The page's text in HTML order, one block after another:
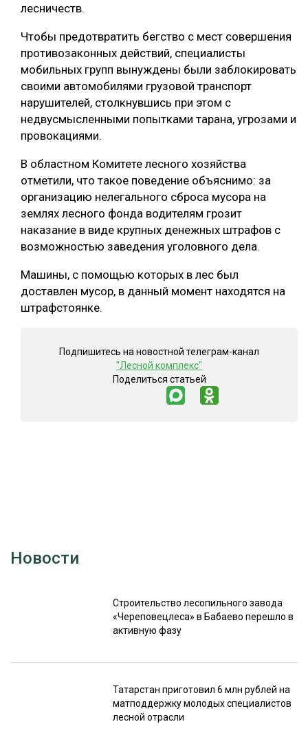
ПРОИЗВОДСТВО ДРЕВЕСНЫХ ПЛИТ
ЦБП
КОМПЛЕКСНАЯ ПЕРЕРАБОТКА
БЕЗОПАСНОЕ ПРОИЗВОДСТВО
СОРТИРОВКА ДРЕВЕСИНЫ
СУШКА ДРЕВЕСИНЫ
МЕБЕЛЬНОЕ ПРОИЗВОДСТВО
ПОДБОРКИ СТАТЕЙ
лесничеств.
Чтобы предотвратить бегство с мест совершения
противозаконных действий, специалисты
мобильных групп вынуждены были заблокировать
своими автомобилями грузовой транспорт
нарушителей, столкнувшись при этом с
недвусмысленными попытками тарана, угрозами и
провокациями.
В областном Комитете лесного хозяйства
отметили, что такое поведение объяснимо: за
организацию нелегального сброса мусора на
землях лесного фонда водителям грозит
наказание в виде крупных денежных штрафов с
возможностью заведения уголовного дела.
Машины, с помощью которых в лес был
доставлен мусор, в данный момент находятся на
штрафстоянке.
Подпишитесь на новостной телеграм-канал
"Лесной комплекс"
Поделиться статьей
Новости
Строительство лесопильного завода
«Череповецлеса» в Бабаево перешло в
активную фазу
Татарстан приготовил 6 млн рублей на
матподдержку молодых специалистов
лесной отрасли